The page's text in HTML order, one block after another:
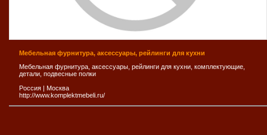
Мебельная фурнитура, аксессуары, рейлинги для кухни
Мебельная фурнитура, аксессуары, рейлинги для кухни, комплектующие,
детали, подвесные полки
Россия | Москва
http://www.komplektmebeli.ru/